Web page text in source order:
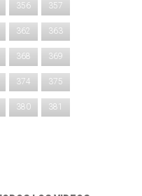
356 357
362 363
368 369
374 375
380 381